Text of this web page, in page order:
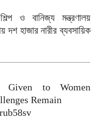
ও বানিজ্য মন্ত্রণালয়
দশ হাজার নারীর ব্যবসায়িক
Given to Women
Remain